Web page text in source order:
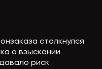
столкнулся
о взыскании
риск